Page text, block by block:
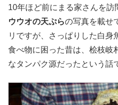
10年ほど前にまる家さんを訪
ウウオの天ぷらの写真を載せ
リですが、さっぱりした白身
食べ物に困った昔は、桧枝岐
なタンパク源だったという話